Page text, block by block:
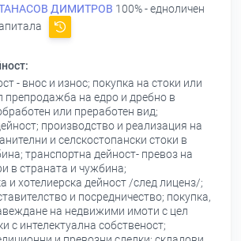
ДИМИТРОВ 100% - едноличен
- внос и износ; покупка на стоки или
препродажба на едро и дребно в
или преработен вид;
производство и реализация на
и селскостопански стоки в
транспортна дейност- превоз на
в страната и чужбина;
и хотелиерска дейност /след лиценз/;
и посредничество; покупка,
на недвижими имоти с цел
с интелектуална собственост;